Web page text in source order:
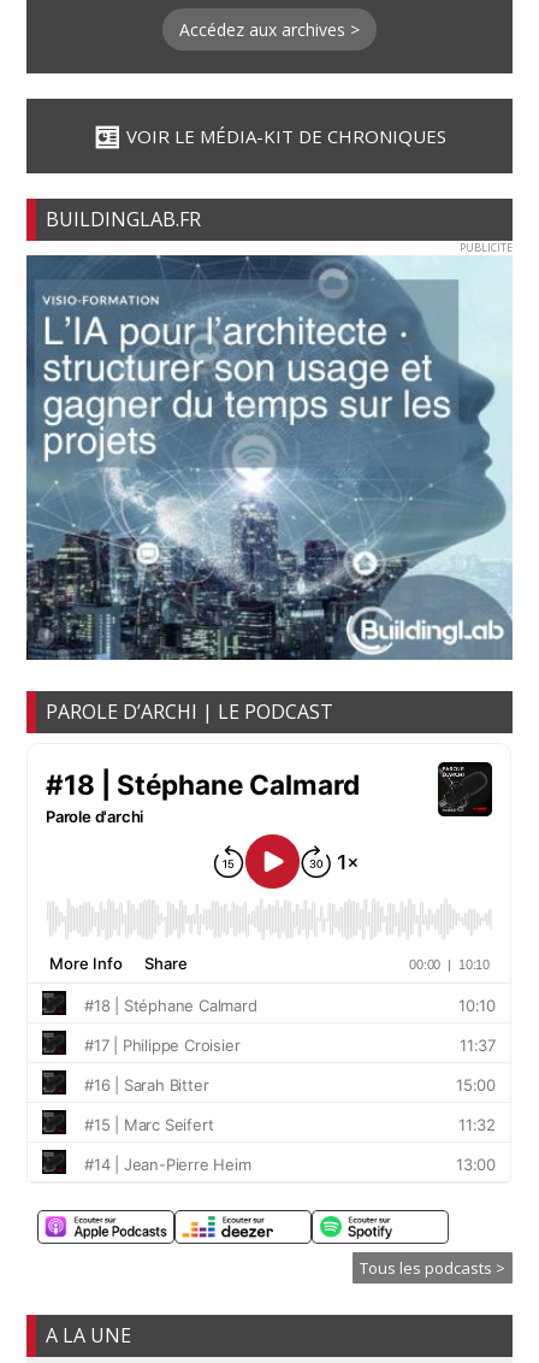
Accédez aux archives >
VOIR LE MÉDIA-KIT DE CHRONIQUES
BUILDINGLAB.FR
PUBLICITE
PAROLE D’ARCHI | LE PODCAST
Tous les podcasts >
A LA UNE